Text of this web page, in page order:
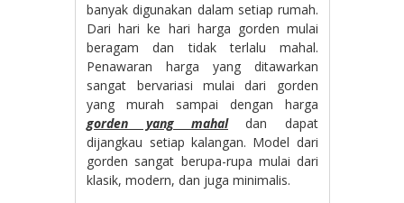
banyak digunakan dalam setiap rumah.
Dari hari ke hari harga gorden mulai
beragam dan tidak terlalu mahal.
Penawaran harga yang ditawarkan
sangat bervariasi mulai dari gorden
yang murah sampai dengan harga
gorden yang mahaldan dapat
dijangkau setiap kalangan. Model dari
gorden sangat berupa-rupa mulai dari
klasik, modern, dan juga minimalis.